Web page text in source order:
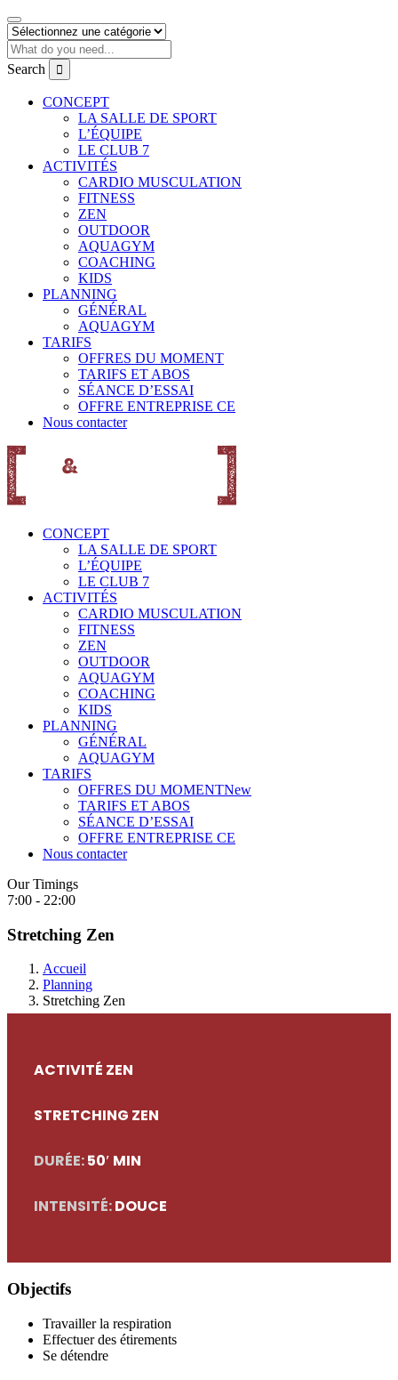
Search
CONCEPT
LA SALLE DE SPORT
L’ÉQUIPE
LE CLUB 7
ACTIVITÉS
CARDIO MUSCULATION
FITNESS
ZEN
OUTDOOR
AQUAGYM
COACHING
KIDS
PLANNING
GÉNÉRAL
AQUAGYM
TARIFS
OFFRES DU MOMENT
TARIFS ET ABOS
SÉANCE D’ESSAI
OFFRE ENTREPRISE CE
Nous contacter
CONCEPT
LA SALLE DE SPORT
L’ÉQUIPE
LE CLUB 7
ACTIVITÉS
CARDIO MUSCULATION
FITNESS
ZEN
OUTDOOR
AQUAGYM
COACHING
KIDS
PLANNING
GÉNÉRAL
AQUAGYM
TARIFS
OFFRES DU MOMENTNew
TARIFS ET ABOS
SÉANCE D’ESSAI
OFFRE ENTREPRISE CE
Nous contacter
Our Timings
7:00 - 22:00
Stretching Zen
Accueil
Planning
Stretching Zen
ACTIVITÉ ZEN
STRETCHING ZEN
DURÉE:50′ MIN
INTENSITÉ:DOUCE
Objectifs
Travailler la respiration
Effectuer des étirements
Se détendre